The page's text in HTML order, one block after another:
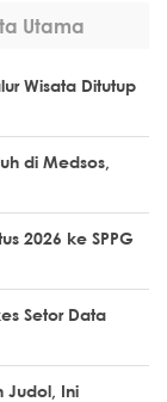
Utama
Wisata Ditutup
di Medsos,
2026 ke SPPG
Setor Data
Judol, Ini